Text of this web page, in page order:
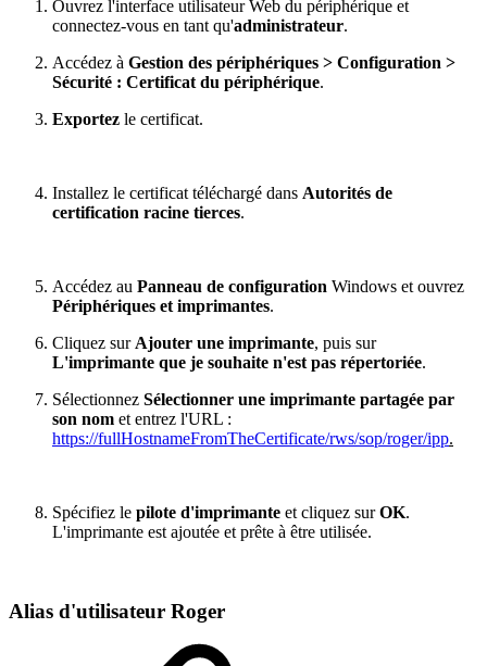
Ouvrez l'interface utilisateur Web du périphérique et
connectez-vous en tant qu'administrateur.
Accédez à Gestion des périphériques > Configuration >
Sécurité : Certificat du périphérique.
Exportez le certificat.
Installez le certificat téléchargé dans Autorités de
certification racine tierces.
Accédez au Panneau de configuration Windows et ouvrez
Périphériques et imprimantes.
Cliquez surAjouter une imprimante, puis sur
L'imprimante que je souhaite n'est pas répertoriée.
Sélectionnez Sélectionner une imprimante partagée par
son nom et entrez l'URL :
https://fullHostnameFromTheCertificate/rws/sop/roger/ipp.
Spécifiez le pilote d'imprimante et cliquez surOK.
L'imprimante est ajoutée et prête à être utilisée.
Alias d'utilisateur Roger